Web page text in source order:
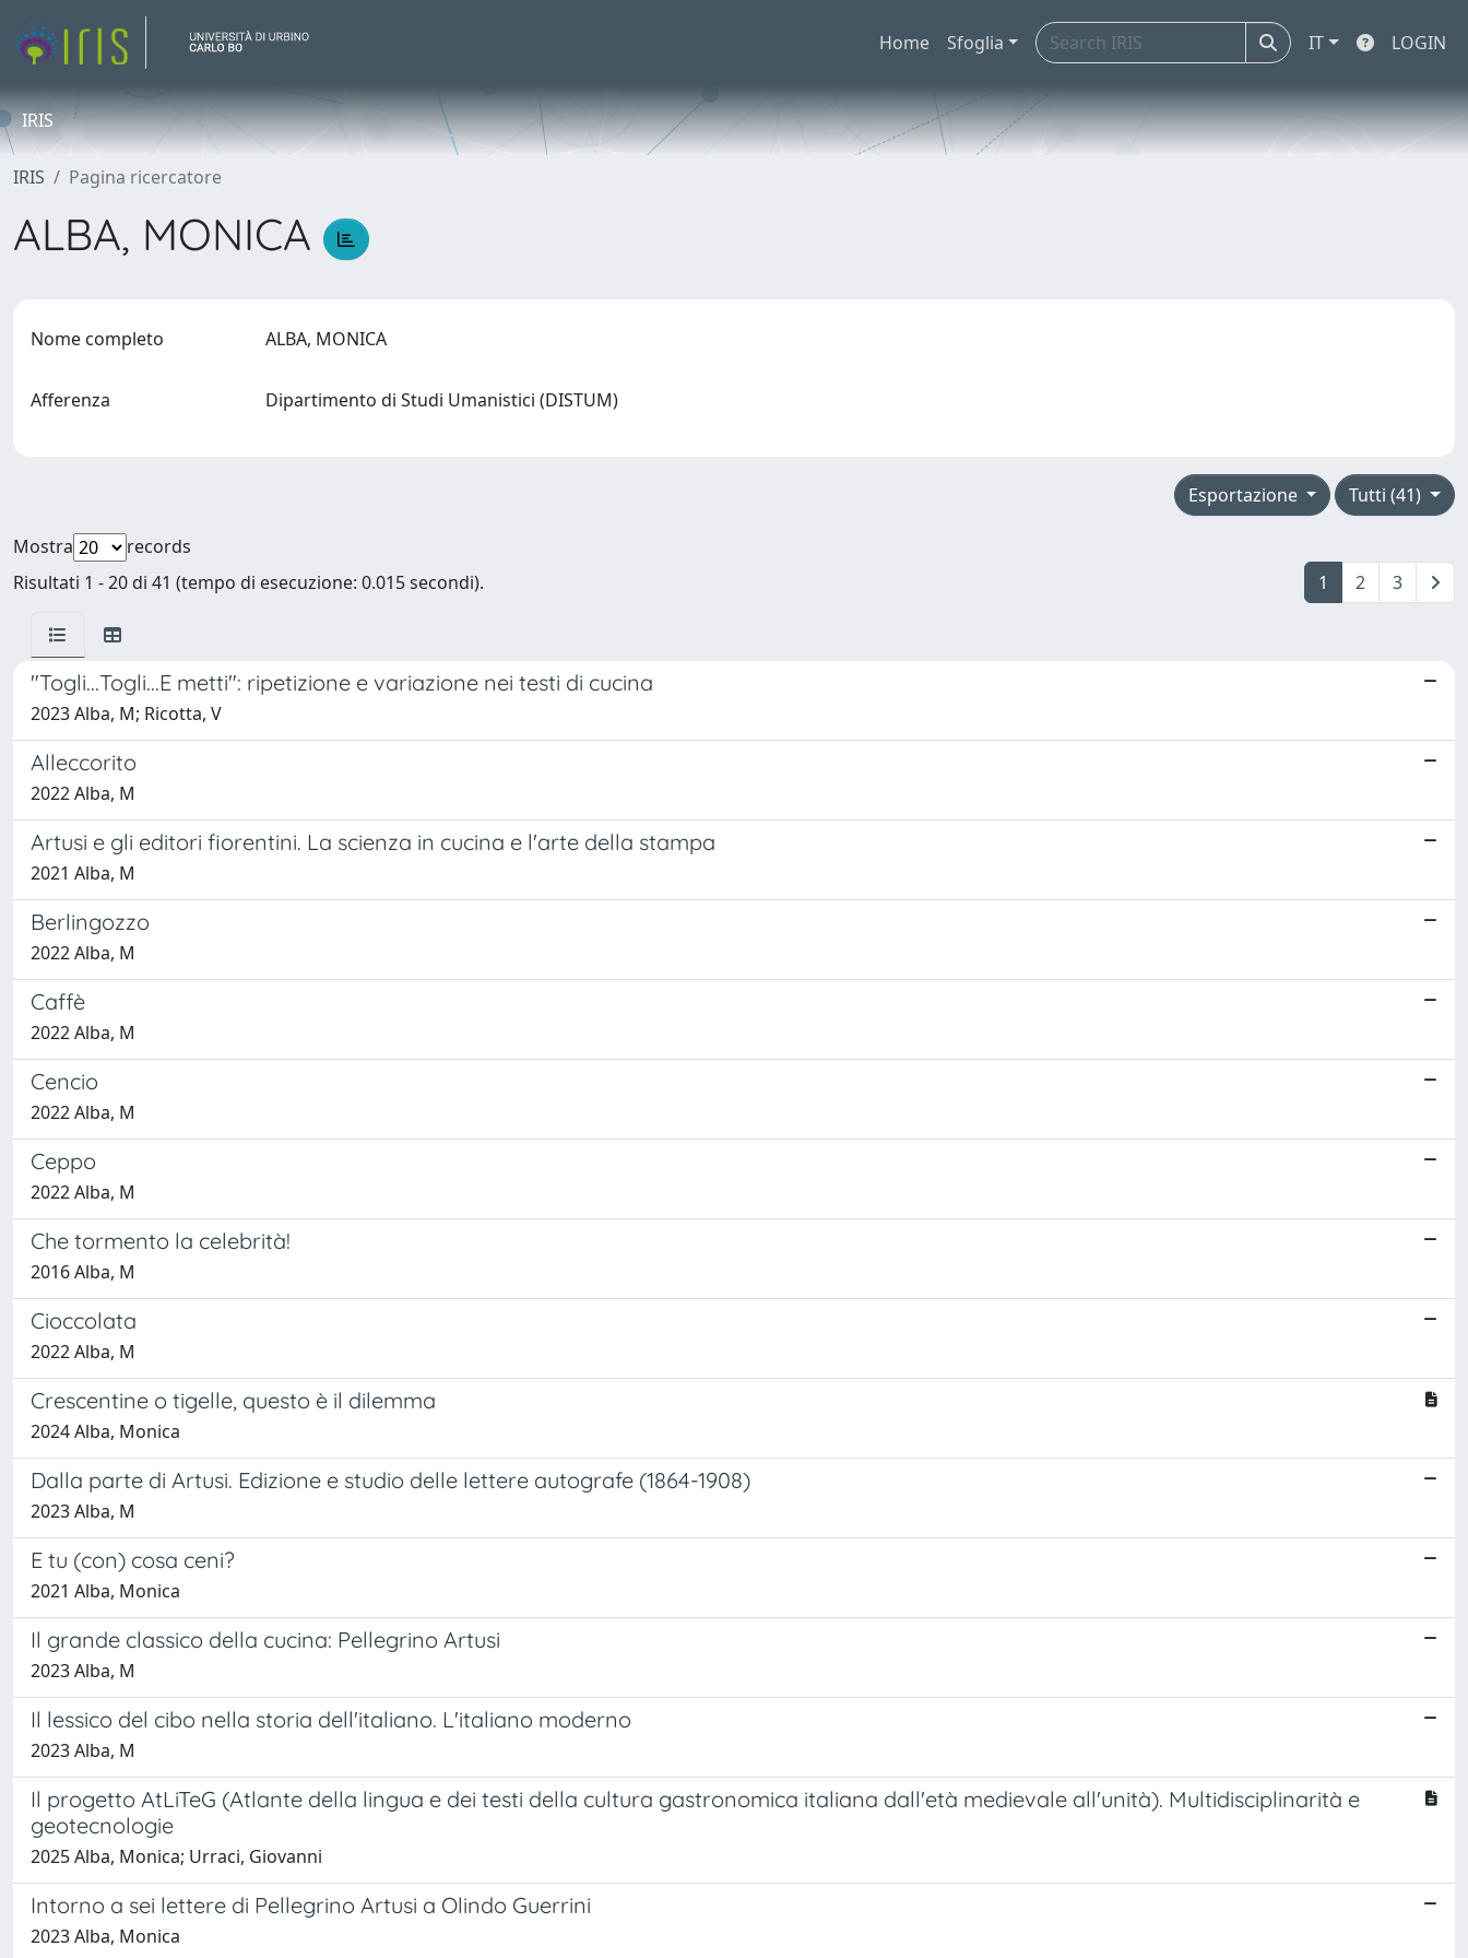
Home Sfoglia IT LOGIN
IRIS
IRIS Pagina ricercatore
ALBA, MONICA
Nome completo ALBA, MONICA
Afferenza Dipartimento di Studi Umanistici (DISTUM)
Tutti (41)
Esportazione
Mostra
records
Risultati 1 - 20 di 41 (tempo di esecuzione: 0.015 secondi).
1 2 3
"Togli...Togli...E metti": ripetizione e variazione nei testi di cucina
2023 Alba, M; Ricotta, V
Alleccorito
2022 Alba, M
Artusi e gli editori fiorentini. La scienza in cucina e l'arte della stampa
2021 Alba, M
Berlingozzo
2022 Alba, M
Caffè
2022 Alba, M
Cencio
2022 Alba, M
Ceppo
2022 Alba, M
Che tormento la celebrità!
2016 Alba, M
Cioccolata
2022 Alba, M
Crescentine o tigelle, questo è il dilemma
2024 Alba, Monica
Dalla parte di Artusi. Edizione e studio delle lettere autografe (1864-1908)
2023 Alba, M
E tu (con) cosa ceni?
2021 Alba, Monica
Il grande classico della cucina: Pellegrino Artusi
2023 Alba, M
Il lessico del cibo nella storia dell'italiano. L'italiano moderno
2023 Alba, M
Il progetto AtLiTeG (Atlante della lingua e dei testi della cultura gastronomica italiana dall'età medievale all'unità). Multidisciplinarità e
geotecnologie
2025 Alba, Monica; Urraci, Giovanni
Intorno a sei lettere di Pellegrino Artusi a Olindo Guerrini
2023 Alba, Monica